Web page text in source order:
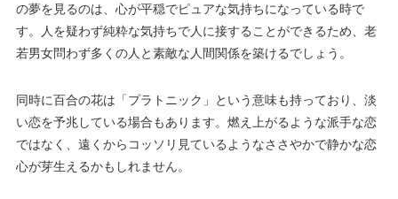
の夢を見るのは、心が平穏でピュアな気持ちになっている時で
す。人を疑わず純粋な気持ちで人に接することができるため、老
若男女問わず多くの人と素敵な人間関係を築けるでしょう。
同時に百合の花は「プラトニック」という意味も持っており、淡
い恋を予兆している場合もあります。燃え上がるような派手な恋
ではなく、遠くからコッソリ見ているようなささやかで静かな恋
心が芽生えるかもしれません。